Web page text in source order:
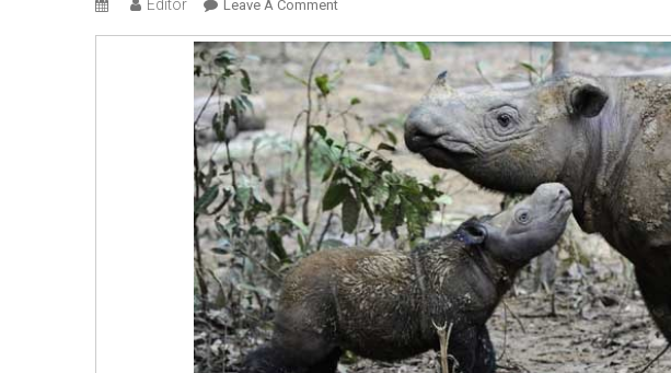
Editor Leave A CommentOn
Kalimantan
Diyakini
Punah
Kembali
Terdeteksi